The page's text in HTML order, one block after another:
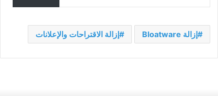
إزالة Bloatware إزالة الاقتراحات والإعلانات